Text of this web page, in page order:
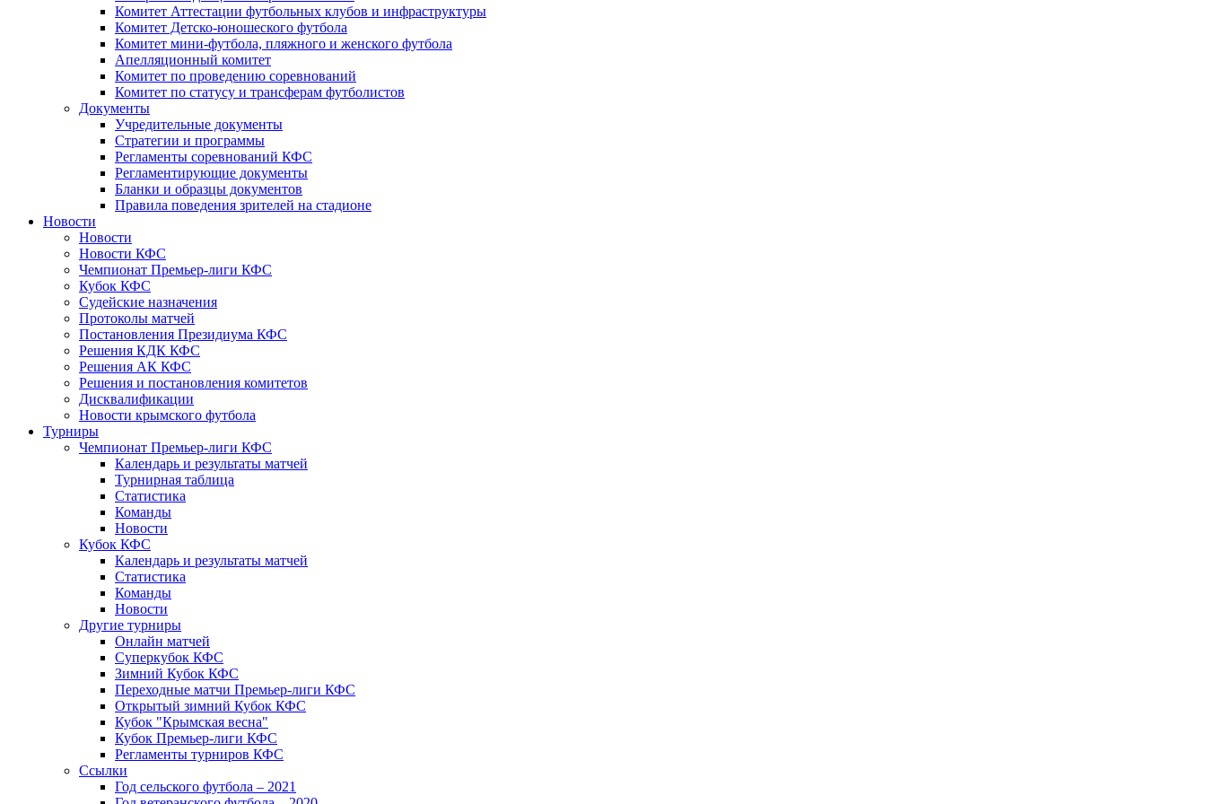
Комитет Аттестации футбольных клубов и инфраструктуры
Комитет Детско-юношеского футбола
Комитет мини-футбола, пляжного и женского футбола
Апелляционный комитет
Комитет по проведению соревнований
Комитет по статусу и трансферам футболистов
Документы
Учредительные документы
Стратегии и программы
Регламенты соревнований КФС
Регламентирующие документы
Бланки и образцы документов
Правила поведения зрителей на стадионе
Новости
Новости
Новости КФС
Чемпионат Премьер-лиги КФС
Кубок КФС
Судейские назначения
Протоколы матчей
Постановления Президиума КФС
Решения КДК КФС
Решения АК КФС
Решения и постановления комитетов
Дисквалификации
Новости крымского футбола
Турниры
Чемпионат Премьер-лиги КФС
Календарь и результаты матчей
Турнирная таблица
Статистика
Команды
Новости
Кубок КФС
Календарь и результаты матчей
Статистика
Команды
Новости
Другие турниры
Онлайн матчей
Суперкубок КФС
Зимний Кубок КФС
Переходные матчи Премьер-лиги КФС
Открытый зимний Кубок КФС
Кубок "Крымская весна"
Кубок Премьер-лиги КФС
Регламенты турниров КФС
Ссылки
Год сельского футбола – 2021